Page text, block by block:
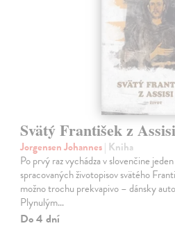
Svätý František z
Jorgensen Johannes| Kniha
Po prvý raz vychádza v slovenčine
spracovaných životopisov svätého
možno trochu prekvapivo – dánsky
Plynulým…
Do 4 dní